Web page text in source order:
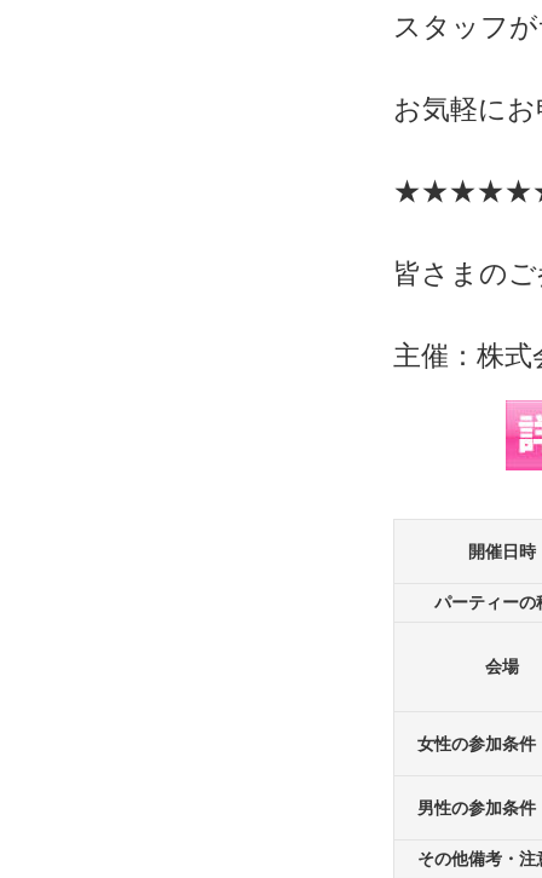
スタッフ
お気軽に
皆さまの
主催：株
開催日時
パーティーの
会場
女性の参加条件
男性の参加条件
その他備考・注